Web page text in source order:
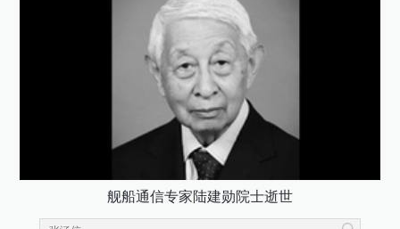
舰船通信专家陆建勋院士逝世